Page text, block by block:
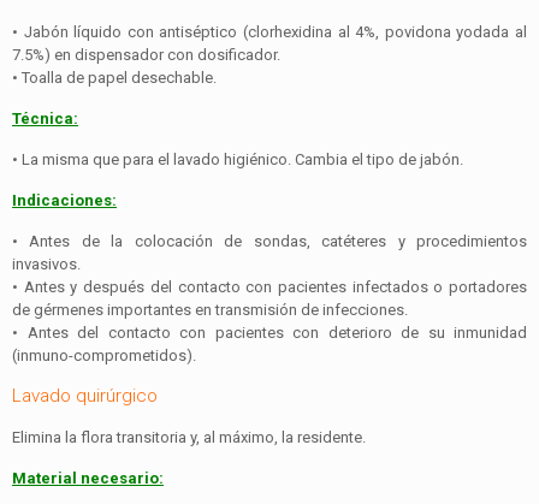
• Jabón líquido con antiséptico (clorhexidina al 4%, povidona yodada al
7.5%) en dispensador con dosificador.
• Toalla de papel desechable.
Técnica:
• La misma que para el lavado higiénico. Cambia el tipo de jabón.
Indicaciones:
• Antes de la colocación de sondas, catéteres y procedimientos
invasivos.
• Antes y después del contacto con pacientes infectados o portadores
de gérmenes importantes en transmisión de infecciones.
• Antes del contacto con pacientes con deterioro de su inmunidad
(inmuno-comprometidos).
Lavado quirúrgico
Elimina la flora transitoria y, al máximo, la residente.
Material necesario: